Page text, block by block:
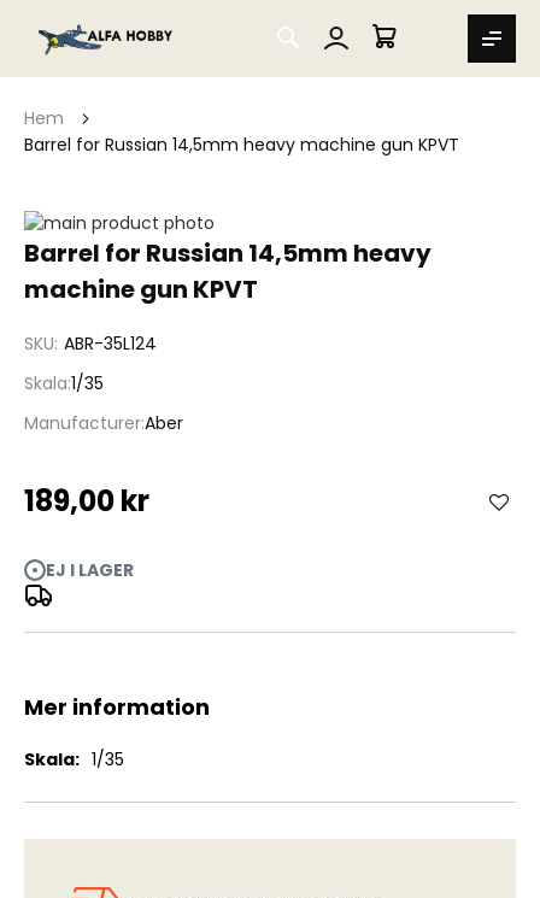
SEARCH
MIN VARUKORG
Hem
Barrel for Russian 14,5mm heavy machine gun KPVT
Barrel for Russian 14,5mm heavy
machine gun KPVT
SKU ABR-35L124
Skala 1/35
ManufacturerAber
189,00 kr
EJ I LAGER
Hoppa
till
av
Hoppa
början
bildgalleriet
Mer information
Mer
1/35